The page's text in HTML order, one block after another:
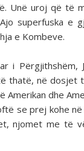
Unë uroj që të
superfuska e
e Kombeve.
i Përgjithshëm,
thatë, në dosjet
Amerikan dhe
se prej kohe
njomet me të